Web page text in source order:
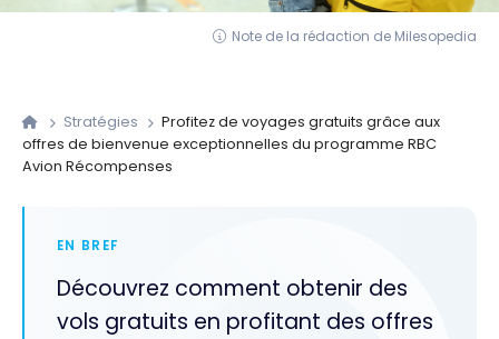
Note de la rédaction de Milesopedia
Stratégies
Profitez de voyages gratuits grâce aux
offres de bienvenue exceptionnelles du programme RBC
Avion Récompenses
EN BREF
Découvrez comment obtenir des
vols gratuits en profitant des offres